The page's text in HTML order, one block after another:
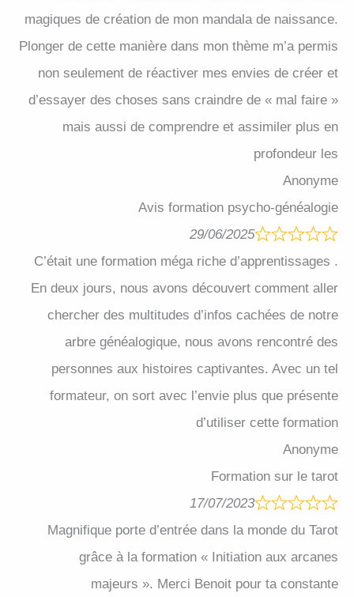
magiques de création de mon mandala de naissance.
Plonger de cette manière dans mon thème m’a permis
non seulement de réactiver mes envies de créer et
d’essayer des choses sans craindre de « mal faire »
mais aussi de comprendre et assimiler plus en
profondeur les
Anonyme
Avis formation psycho-généalogie
29/06/2025
C’était une formation méga riche d’apprentissages .
En deux jours, nous avons découvert comment aller
chercher des multitudes d’infos cachées de notre
arbre généalogique, nous avons rencontré des
personnes aux histoires captivantes. Avec un tel
formateur, on sort avec l’envie plus que présente
d’utiliser cette formation
Anonyme
Formation sur le tarot
17/07/2023
Magnifique porte d’entrée dans la monde du Tarot
grâce à la formation « Initiation aux arcanes
majeurs ». Merci Benoit pour ta constante